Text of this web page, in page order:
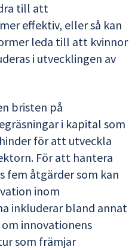
till att
effektiv, eller så kan
leda till att kvinnor
i utvecklingen av
bristen på
i kapital som
för att utveckla
För att hantera
fem åtgärder som kan
inom
inkluderar bland annat
innovationens
som främjar